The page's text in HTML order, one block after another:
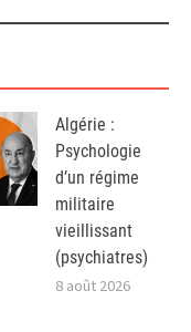
Algérie :
Psychologie
d’un régime
militaire
vieillissant
(psychiatres)
8 août 2026